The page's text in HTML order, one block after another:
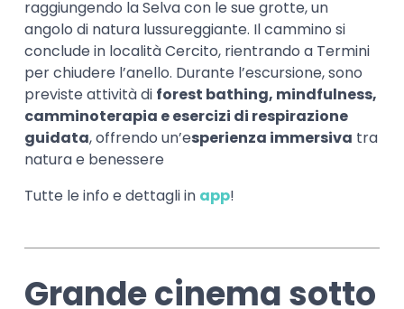
raggiungendo la Selva con le sue grotte, un
angolo di natura lussureggiante. Il cammino si
conclude in località Cercito, rientrando a Termini
per chiudere l’anello. Durante l’escursione, sono
previste attività di forest bathing, mindfulness,
camminoterapia e esercizi di respirazione
guidata, offrendo un’esperienza immersiva tra
natura e benessere
Tutte le info e dettagli in app!
Grande cinema sotto